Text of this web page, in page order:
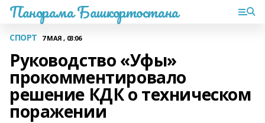
Панорама Башкортостана
СПОРТ 7 МАЯ , 03:06
Руководство «Уфы»
прокомментировало
решение КДК о техническом
поражении